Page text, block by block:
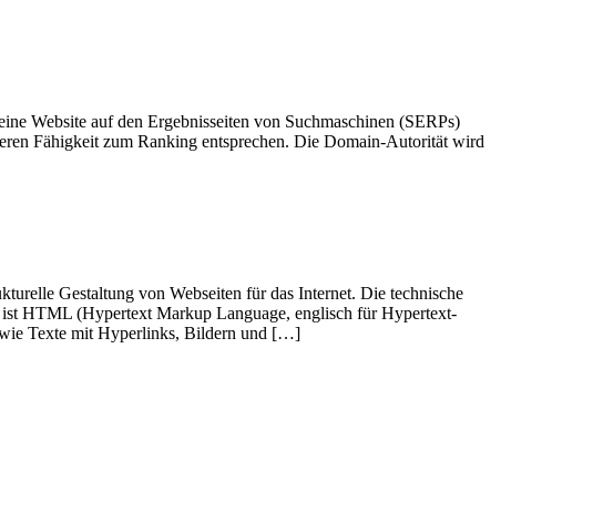
Website auf den Ergebnisseiten von Suchmaschinen (SERPs)
Fähigkeit zum Ranking entsprechen. Die Domain-Autorität wird
Gestaltung von Webseiten für das Internet. Die technische
HTML (Hypertext Markup Language, englisch für Hypertext-
wie Texte mit Hyperlinks, Bildern und […]